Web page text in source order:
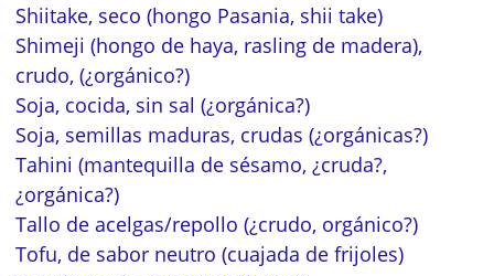
Shiitake, seco (hongo Pasania, shii take)
Shimeji (hongo de haya, rasling de madera),
crudo, (¿orgánico?)
Soja, cocida, sin sal (¿orgánica?)
Soja, semillas maduras, crudas (¿orgánicas?)
Tahini (mantequilla de sésamo, ¿cruda?,
¿orgánica?)
Tallo de acelgas/repollo (¿crudo, orgánico?)
Tofu, de sabor neutro (cuajada de frijoles)